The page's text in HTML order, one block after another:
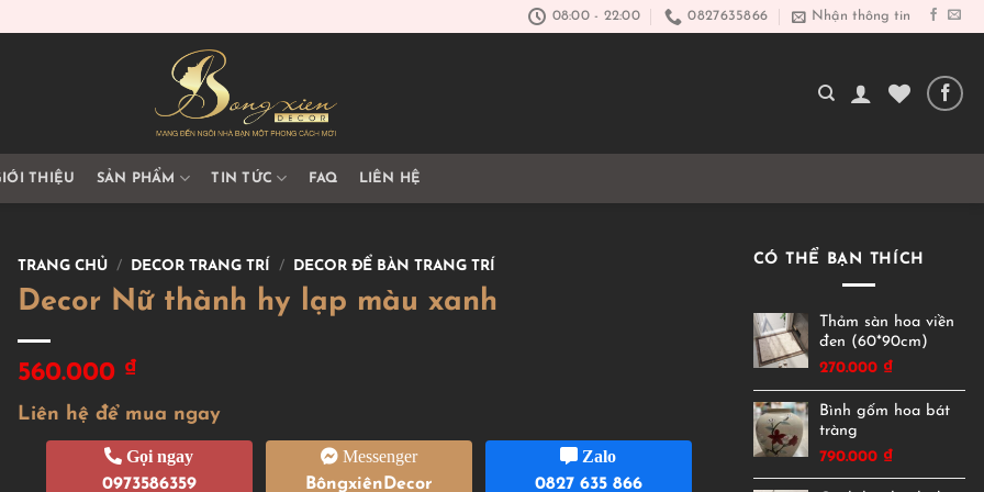
08:00 - 22:00 0827635866 Nhận thông tin
THIỆU SẢN PHẨM TIN TỨC FAQ LIÊN HỆ
TRANG CHỦ / DECOR TRANG TRÍ / DECOR ĐỂ BÀN TRANG TRÍ
Decor Nữ thành hy lạp màu xanh
560.000 ₫
Liên hệ để mua ngay
Gọi ngay
0973586359
Messenger
BôngxiênDecor
Zalo
0827 635 866
CÓ THỂ BẠN THÍCH
Thảm sàn hoa viền
đen (60*90cm)
270.000 ₫
Bình gốm hoa bát
tràng
790.000 ₫